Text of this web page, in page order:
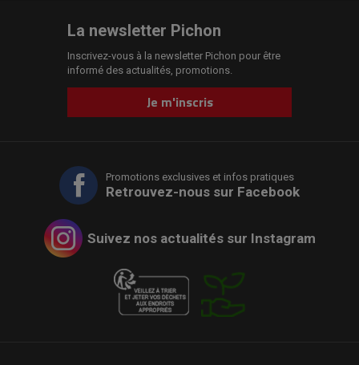
La newsletter Pichon
Inscrivez-vous à la newsletter Pichon pour être
informé des actualités, promotions.
Je m'inscris
Promotions exclusives et infos pratiques
Retrouvez-nous sur Facebook
Suivez nos actualités sur Instagram